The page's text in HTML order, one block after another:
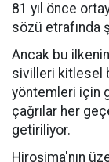
81 yıl önce
sözü etrafında
Ancak bu
sivilleri kitlesel
yöntemleri için
çağrılar her
getiriliyor.
Hiroşima'nın